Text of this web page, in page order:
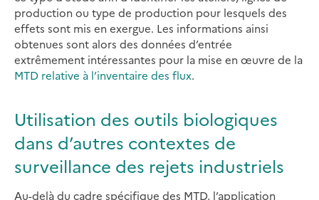
production ou type de production pour lesquels des
effets sont mis en exergue. Les informations ainsi
obtenues sont alors des données d’entrée
extrêmement intéressantes pour la mise en œuvre de la
MTD relative à l’inventaire des flux.
Utilisation des outils biologiques
dans d’autres contextes de
surveillance des rejets industriels
Au-delà du cadre spécifique des MTD, l’application